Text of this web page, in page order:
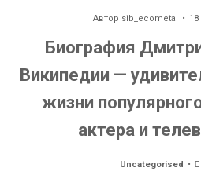
Автор sib_ecometal
Биография
Википедии —
жизни
актера и
Uncategorised